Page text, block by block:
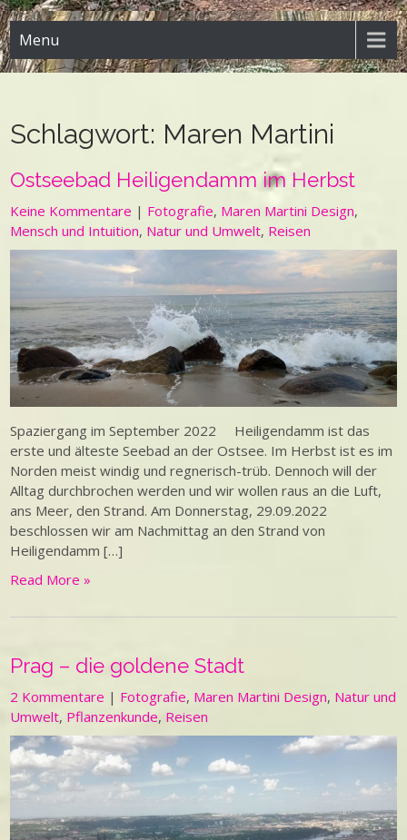
Menu
Schlagwort: Maren Martini
Ostseebad Heiligendamm im Herbst
Keine Kommentare | Fotografie, Maren Martini Design,
Mensch und Intuition, Natur und Umwelt, Reisen
Spaziergang im September 2022 Heiligendamm ist das
erste und älteste Seebad an der Ostsee. Im Herbst ist es im
Norden meist windig und regnerisch-trüb. Dennoch will der
Alltag durchbrochen werden und wir wollen raus an die Luft,
ans Meer, den Strand. Am Donnerstag, 29.09.2022
beschlossen wir am Nachmittag an den Strand von
Heiligendamm […]
Read More »
Prag – die goldene Stadt
2 Kommentare | Fotografie, Maren Martini Design, Natur und
Umwelt, Pflanzenkunde, Reisen